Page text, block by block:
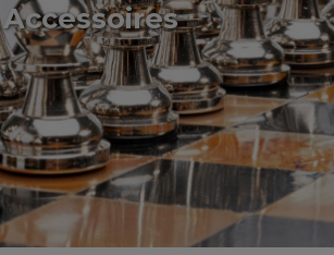
Accessoires